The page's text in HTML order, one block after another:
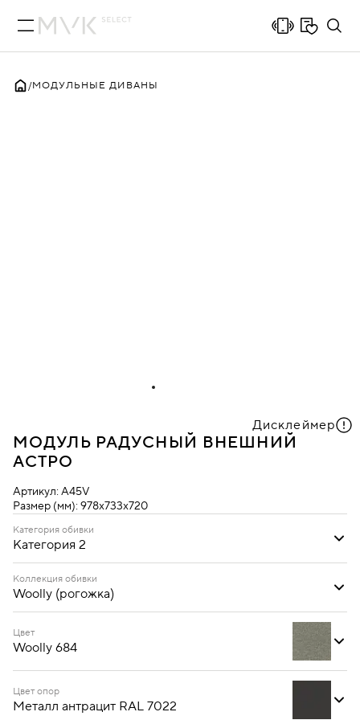
МОДУЛЬНЫЕ ДИВАНЫ
Дисклеймер
МОДУЛЬ РАДУСНЫЙ ВНЕШНИЙ
АСТРО
Артикул: A45V
Размер (мм): 978х733х720
Категория обивки
Категория 2
Коллекция обивки
Woolly (рогожка)
Цвет
Woolly 684
Цвет опор
Металл антрацит RAL 7022